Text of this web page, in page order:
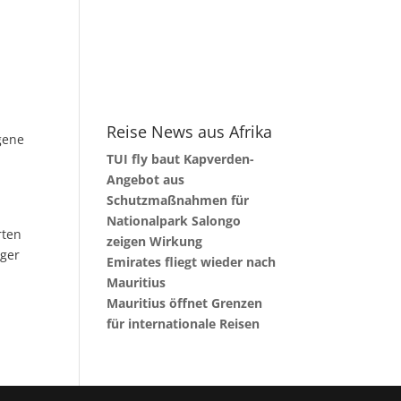
Reise News aus Afrika
TUI fly baut Kapverden-
Angebot aus
Schutzmaßnahmen für
Nationalpark Salongo
zeigen Wirkung
Emirates fliegt wieder nach
Mauritius
Mauritius öffnet Grenzen
für internationale Reisen